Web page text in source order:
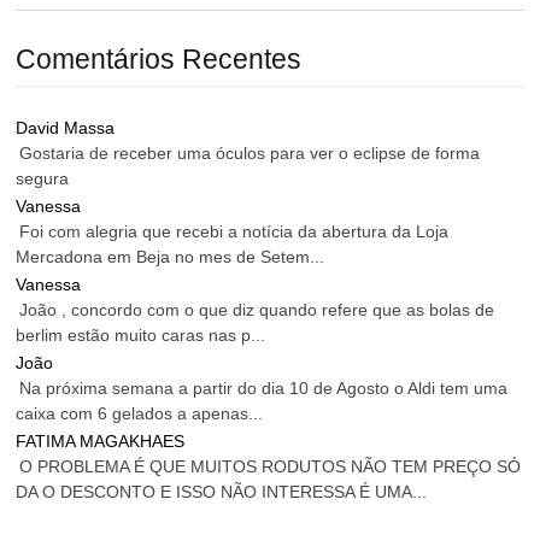
Comentários Recentes
David Massa
Gostaria de receber uma óculos para ver o eclipse de forma
segura
Vanessa
Foi com alegria que recebi a notícia da abertura da Loja
Mercadona em Beja no mes de Setem...
Vanessa
João , concordo com o que diz quando refere que as bolas de
berlim estão muito caras nas p...
João
Na próxima semana a partir do dia 10 de Agosto o Aldi tem uma
caixa com 6 gelados a apenas...
FATIMA MAGAKHAES
O PROBLEMA É QUE MUITOS RODUTOS NÃO TEM PREÇO SÓ
DA O DESCONTO E ISSO NÃO INTERESSA É UMA...